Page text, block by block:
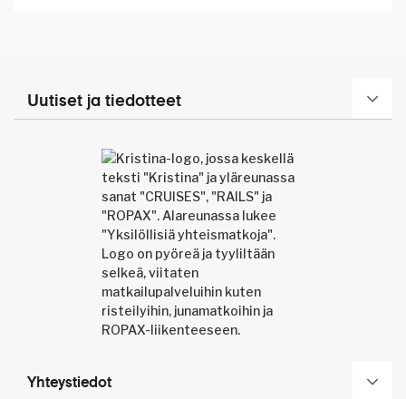
Uutiset ja tiedotteet
Yhteystiedot